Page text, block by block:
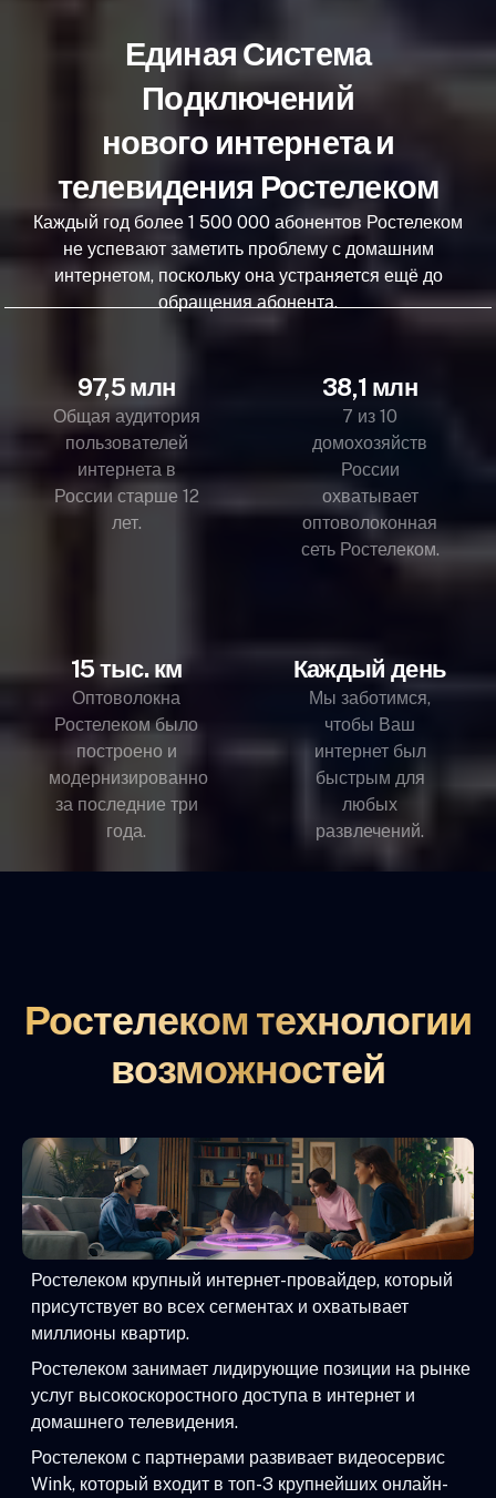
Единая Система
Подключений
нового интернета и
телевидения Ростелеком
Каждый год более 1 500 000 абонентов Ростелеком
не успевают заметить проблему с домашним
интернетом, поскольку она устраняется ещё до
обращения абонента.
97,5 млн
Общая аудитория
пользователей
интернета в
России старше 12
лет.
38,1 млн
7 из 10
домохозяйств
России
охватывает
оптоволоконная
сеть Ростелеком.
15 тыс. км
Оптоволокна
Ростелеком было
построено и
модернизированно
за последние три
года.
Каждый день
Мы заботимся,
чтобы Ваш
интернет был
быстрым для
любых
развлечений.
Ростелеком технологии
возможностей
Ростелеком крупный интернет-провайдер, который
присутствует во всех сегментах и охватывает
миллионы квартир.
Ростелеком занимает лидирующие позиции на рынке
услуг высокоскоростного доступа в интернет и
домашнего телевидения.
Ростелеком с партнерами развивает видеосервис
Wink, который входит в топ-3 крупнейших онлайн-